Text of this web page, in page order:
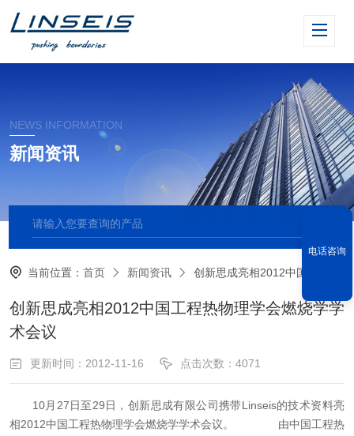
NEWS INFORMATION
新闻资讯
当前位置：首页 新闻资讯 创新思成亮相2012中国工程热物理学会燃烧学学术会议
创新思成亮相2012中国工程热物理学会燃烧学学
术会议
更新时间：2012-11-16 点击次数：4071
10月27日至29日，创新思成有限公司携带Linseis的技术资料亮
相2012中国工程热物理学会燃烧学学术会议。
由中国工程热
电话咨询